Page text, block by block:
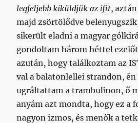
legfeljebb kiküldjük az ifit,
majd zsörtölődve
sikerült eladni a magyar
gondoltam három héttel
azután, hogy találkoztam az
val a balatonlellei strandon,
ugráltattam a trambulinon, ő
anyám azt mondta, hogy ez a
nagyon izmos, és menők a